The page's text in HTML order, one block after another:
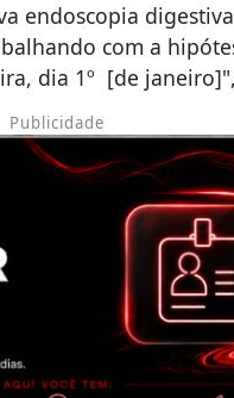
endoscopia
com a
dia 1º [de
Publicidade